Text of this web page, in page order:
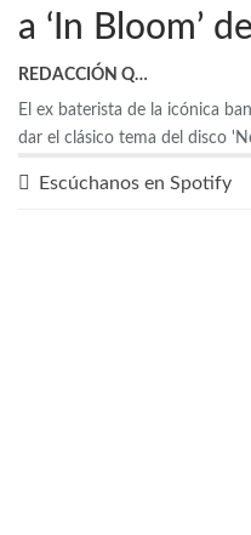
a ‘In Bloom’
REDACCIÓN QRP
El ex baterista de la icónica
dar el clásico tema del disco
Escúchanos en Spotify